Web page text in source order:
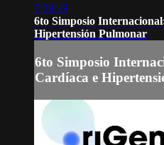
7:29:19
6to Simposio
Hipertensión Pulmonar
6to Simposio
Cardíaca e